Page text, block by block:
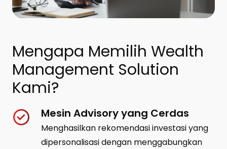
Mengapa Memilih Wealth
Management Solution
Kami?
Mesin Advisory yang Cerdas
Menghasilkan rekomendasi investasi yang
dipersonalisasi dengan menggabungkan